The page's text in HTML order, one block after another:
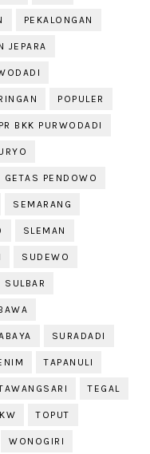
PEKALONGAN
JEPARA
POPULER
BKK PURWODADI
PENDOWO
SEMARANG
SLEMAN
SUDEWO
SULBAR
SURADADI
TAPANULI
TEGAL
TOPUT
WONOGIRI